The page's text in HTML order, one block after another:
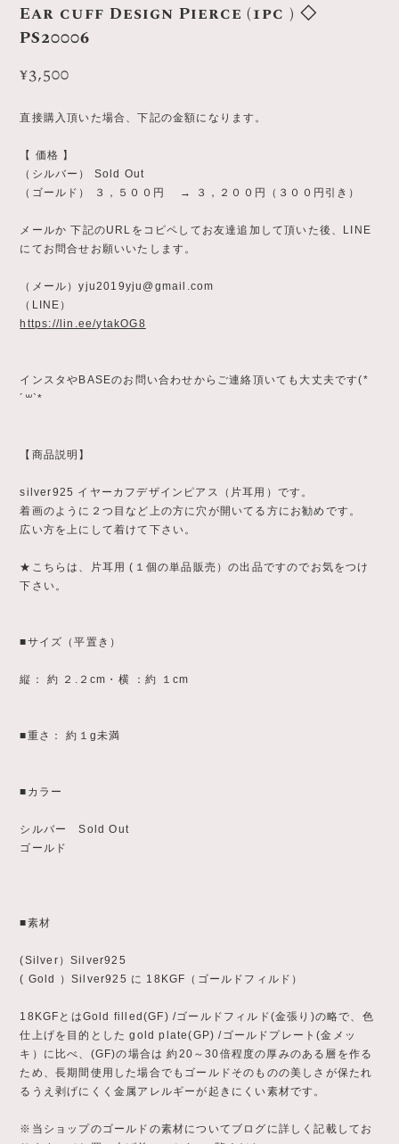
Ear cuff Design Pierce (1pc ) ◇
PS20006
¥3,500
直接購入頂いた場合、下記の金額になります。
【 価格 】
（シルバー） Sold Out
（ゴールド） ３，５００円 → ３，２００円（３００円引き）
メールか 下記のURLをコピペしてお友達追加して頂いた後、LINE
にてお問合せお願いいたします。
（メール）yju2019yju@gmail.com
（LINE）
https://lin.ee/ytakOG8
インスタやBASEのお問い合わせからご連絡頂いても大丈夫です(*
´꒳`*
【商品説明】
silver925 イヤーカフデザインピアス（片耳用）です。
着画のように２つ目など上の方に穴が開いてる方にお勧めです。
広い方を上にして着けて下さい。
★こちらは、片耳用 (１個の単品販売）の出品ですのでお気をつけ
下さい。
■サイズ（平置き）
縦： 約 ２.２cm・横 ：約 １cm
■重さ： 約１g未満
■カラー
シルバー Sold Out
ゴールド
■素材
(Silver）Silver925
( Gold ）Silver925 に 18KGF（ゴールドフィルド）
18KGFとはGold filled(GF) /ゴールドフィルド(金張り)の略で、色
仕上げを目的とした gold plate(GP) /ゴールドプレート(金メッ
キ）に比べ、(GF)の場合は 約20～30倍程度の厚みのある層を作る
ため、長期間使用した場合でもゴールドそのものの美しさが保たれ
るうえ剥げにくく金属アレルギーが起きにくい素材です。
※当ショップのゴールドの素材についてブログに詳しく記載してお